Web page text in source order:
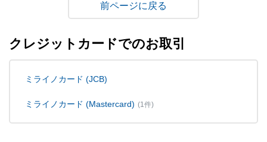
戻る
クレジットカードでのお取引
ミライノカード (JCB)
ミライノカード (Mastercard) (1件)